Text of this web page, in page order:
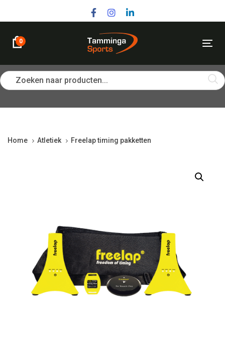
navigation
content
0
Zoeken naar producten...
Home Atletiek Freelap timing pakketten